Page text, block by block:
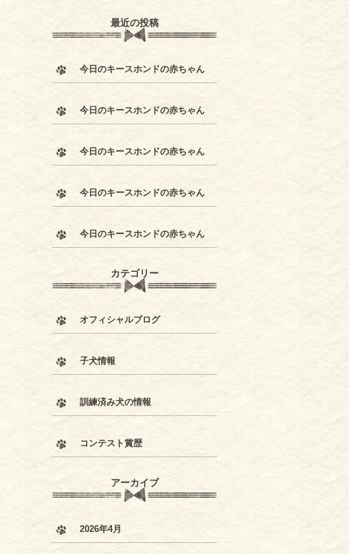
最近の投稿
今日のキースホンドの赤ちゃん
今日のキースホンドの赤ちゃん
今日のキースホンドの赤ちゃん
今日のキースホンドの赤ちゃん
今日のキースホンドの赤ちゃん
カテゴリー
オフィシャルブログ
子犬情報
訓練済み犬の情報
コンテスト賞歴
アーカイブ
2026年4月